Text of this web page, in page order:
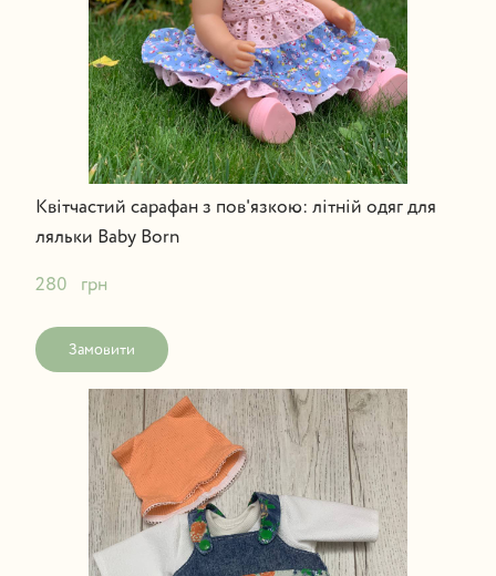
Квітчастий сарафан з пов'язкою: літній одяг для
ляльки Baby Born
280   грн
Замовити